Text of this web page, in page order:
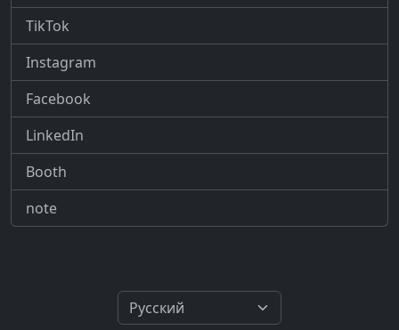
TikTok
Instagram
Facebook
LinkedIn
Booth
note